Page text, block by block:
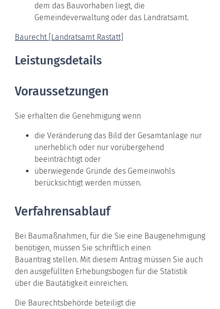
dem das Bauvorhaben liegt, die
Gemeindeverwaltung oder das Landratsamt.
Baurecht [Landratsamt Rastatt]
Leistungsdetails
Voraussetzungen
Sie erhalten die Genehmigung wenn
die Veränderung das Bild der Gesamtanlage nur
unerheblich oder nur vorübergehend
beeinträchtigt oder
überwiegende Gründe des Gemeinwohls
berücksichtigt werden müssen.
Verfahrensablauf
Bei Baumaßnahmen, für die Sie eine Baugenehmigung
benötigen, müssen Sie schriftlich einen
Bauantrag stellen. Mit diesem Antrag müssen Sie auch
den ausgefüllten Erhebungsbogen für die Statistik
über die Bautätigkeit einreichen.
Die Baurechtsbehörde beteiligt die